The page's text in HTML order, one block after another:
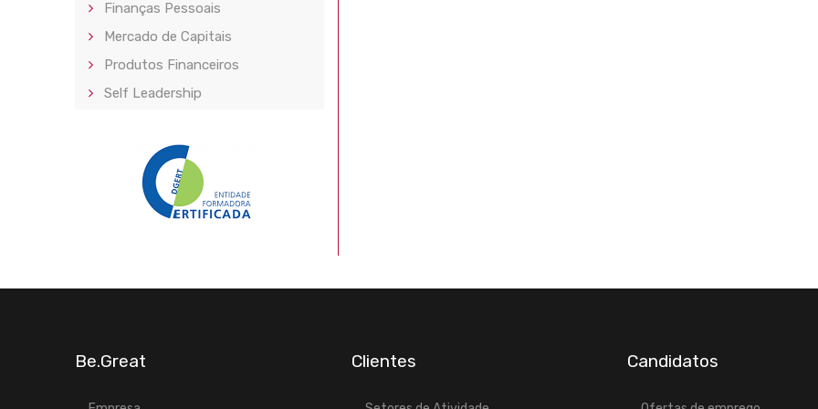
Finanças Pessoais
Mercado de Capitais
Produtos Financeiros
Self Leadership
Be.Great Clientes Candidatos